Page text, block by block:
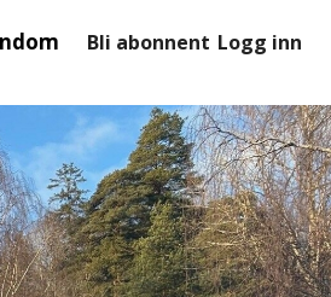
Bli abonnent Logg inn